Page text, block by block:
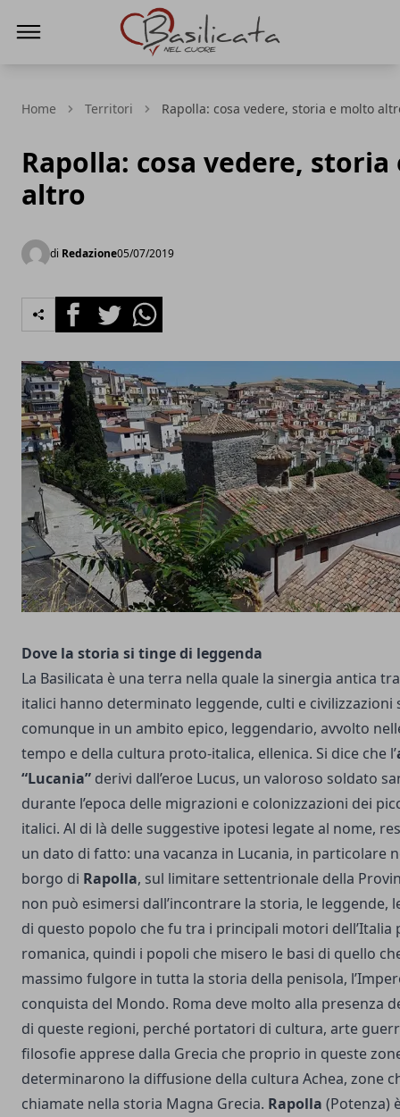
Home Territori Rapolla: cosa vedere, storia e molto
Rapolla: cosa vedere,
altro
di Redazione05/07/2019
FacebookTwitterWhatsapp
Dove la storia si tinge di leggenda
La Basilicata è una terra nella quale la sinergia antica
italici hanno determinato leggende, culti e civilizzazioni
comunque in un ambito epico, leggendario, avvolto
tempo e della cultura proto-italica, ellenica. Si dice che l’
“Lucania” derivi dall’eroe Lucus, un valoroso soldato
durante l’epoca delle migrazioni e colonizzazioni dei
italici. Al di là delle suggestive ipotesi legate al nome,
un dato di fatto: una vacanza in Lucania, in particolare
borgo di Rapolla, sul limitare settentrionale della
non può esimersi dall’incontrare la storia, le leggende,
di questo popolo che fu tra i principali motori dell’Italia
romanica, quindi i popoli che misero le basi di quello
massimo fulgore in tutta la storia della penisola,
conquista del Mondo. Roma deve molto alla presenza
di queste regioni, perché portatori di cultura, arte
filosofie apprese dalla Grecia che proprio in queste
determinarono la diffusione della cultura Achea, zone
chiamate nella storia Magna Grecia. Rapolla (Potenza)